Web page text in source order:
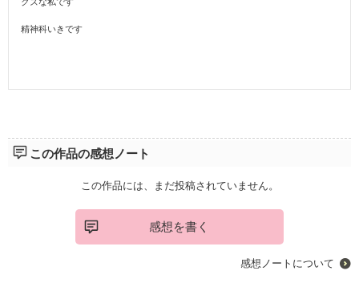
精神科いきです
この作品の感想ノート
この作品には、まだ投稿されていません。
感想を書く
感想ノートについて